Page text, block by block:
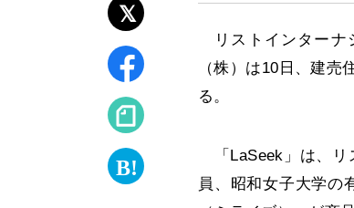
リストインターナ
（株）は10日、建
る。
「LaSeek」は、リ
員、昭和女子大学の